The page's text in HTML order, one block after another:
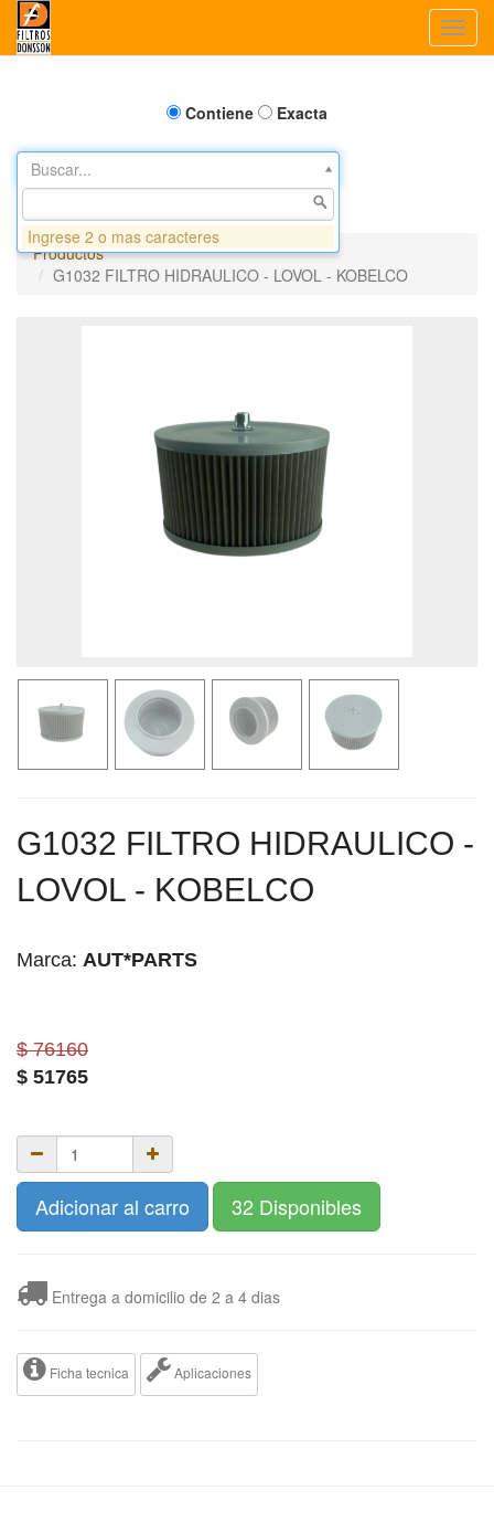
Contiene Exacta
Buscar...
Productos
G1032 FILTRO HIDRAULICO - LOVOL - KOBELCO
G1032 FILTRO HIDRAULICO -
LOVOL - KOBELCO
Marca: AUT*PARTS
$ 76160
$ 51765
Adicionar al carro 32 Disponibles
Entrega a domicilio de 2 a 4 dias
Ficha tecnica Aplicaciones
Ingrese 2 o mas caracteres